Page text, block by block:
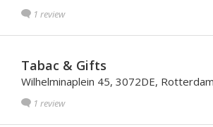
1 review
Tabac & Gifts
Wilhelminaplein 45, 3072DE, Rotterdam
1 review